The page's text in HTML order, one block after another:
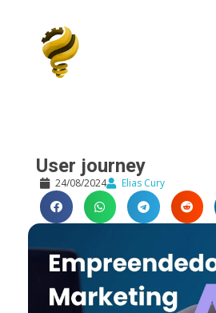
User journey
24/08/2024 Elias Cury